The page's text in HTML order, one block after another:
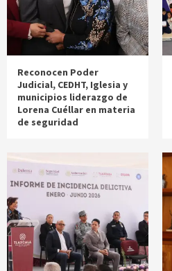
Reconocen Poder
Judicial, CEDHT, Iglesia y
municipios liderazgo de
Lorena Cuéllar en materia
de seguridad